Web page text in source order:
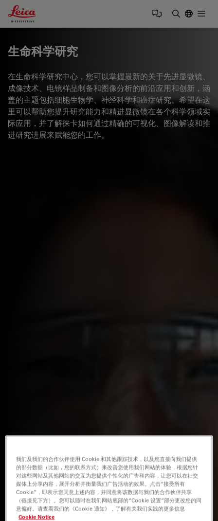
Leica Microsystems Logo
生命科学研究
在生命科学研究中心，您可以掌握最新的关于先进显微镜、
成像技术、电镜样品制备和图像分析的前沿应用和创新，涵
盖的主题包括细胞生物学、神经科学和癌症研究。希望在这
里可以帮助您提升研究能力和精进显微镜在各个科学领域实
际应用，并了解徕卡如何通过精确的可视化、图像解读和推
进研究进展来赋能您的工作。
我们及我们的合作伙伴使用 Cookie 和其他跟踪技术，以及您直接向我们提供
的部分数据（比如，您的联系方式）来改善您使用我们网站的体验，根据您针
对这些网站及其他网站的交互为您提供个性化的广告和内容，让您可以在社交
媒体上分享内容，展开分析并衡量我们广告活动的效果。点击“接受所有
Cookie”，即表示您同意上述内容，并同意将该数据与我们的合作伙伴共享
（链接见下方）。您可以随时在我们网站底部的“Cookie 设置”部分更改您的同
意偏好。请查看我们的《Cookie 通知》，了解有关我们实践的更多信息
Cookie Notice